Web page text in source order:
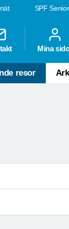
SPF
Mina
resor